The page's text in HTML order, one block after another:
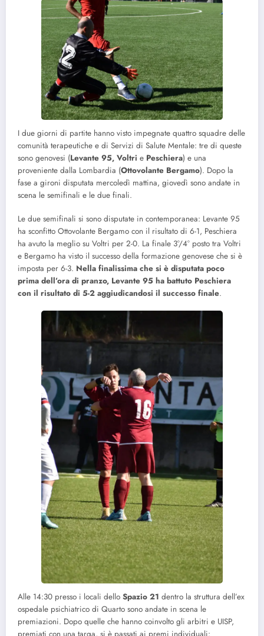
I due giorni di partite hanno visto impegnate quattro squadre delle
comunità terapeutiche e di Servizi di Salute Mentale: tre di queste
sono genovesi (Levante 95, Voltri e Peschiera) e una
proveniente dalla Lombardia (Ottovolante Bergamo). Dopo la
fase a gironi disputata mercoledì mattina, giovedì sono andate in
scena le semifinali e le due finali.
Le due semifinali si sono disputate in contemporanea: Levante 95
ha sconfitto Ottovolante Bergamo con il risultato di 6-1, Peschiera
ha avuto la meglio su Voltri per 2-0. La finale 3°/4° posto tra Voltri
e Bergamo ha visto il successo della formazione genovese che si è
imposta per 6-3. Nella finalissima che si è disputata poco
prima dell’ora di pranzo, Levante 95 ha battuto Peschiera
con il risultato di 5-2 aggiudicandosi il successo finale.
Alle 14:30 presso i locali dello Spazio 21 dentro la struttura dell’ex
ospedale psichiatrico di Quarto sono andate in scena le
premiazioni. Dopo quelle che hanno coinvolto gli arbitri e UISP,